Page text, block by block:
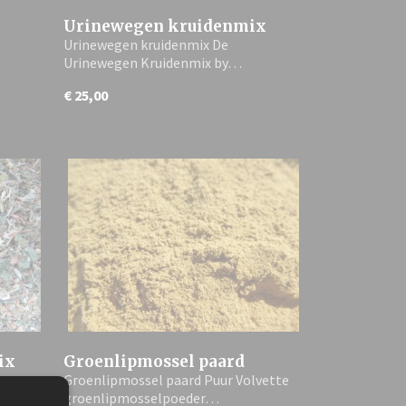
Urinewegen kruidenmix
Urinewegen kruidenmix De
Urinewegen Kruidenmix by…
€ 25,00
Groenlipmossel paard
Groenlipmossel paard Puur Volvette
groenlipmosselpoeder…